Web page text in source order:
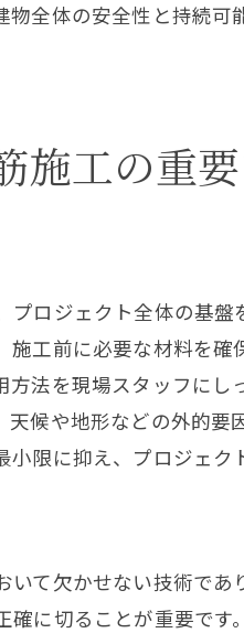
現場経験
プロフェ
ネットワ
環境負荷
再生可能
廃材利用
建築物の
未来の建
物全体の安全性と持続
施工の重
ロジェクト全体の基
工前に必要な材料を
法を現場スタッフに
候や地形などの外的
限に抑え、プロジェク
て欠かせない技術で
確に切ることが重要で